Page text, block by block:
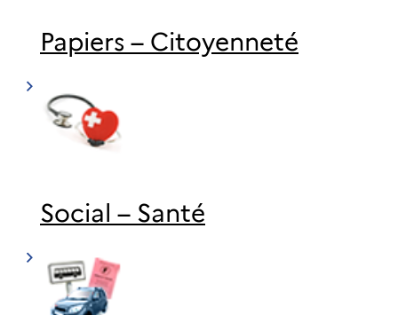
Papiers – Citoyenneté
Social – Santé